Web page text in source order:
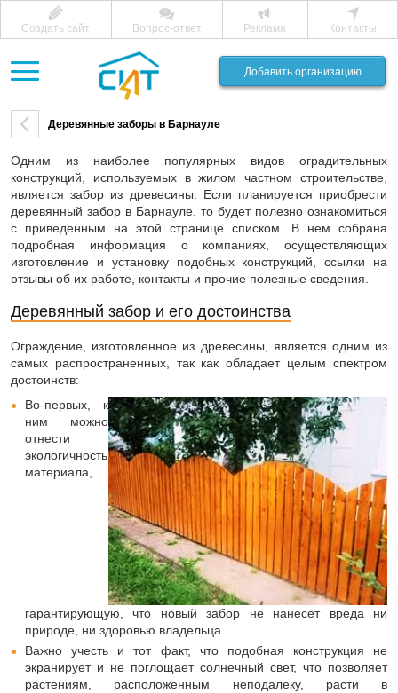
Создать сайт Вопрос-ответ Реклама Контакты
Добавить организацию
Деревянные заборы в Барнауле
Одним из наиболее популярных видов оградительных
конструкций, используемых в жилом частном строительстве,
является забор из древесины. Если планируется приобрести
деревянный забор в Барнауле, то будет полезно ознакомиться
с приведенным на этой странице списком. В нем собрана
подробная информация о компаниях, осуществляющих
изготовление и установку подобных конструкций, ссылки на
отзывы об их работе, контакты и прочие полезные сведения.
Деревянный забор и его достоинства
Ограждение, изготовленное из древесины, является одним из
самых распространенных, так как обладает целым спектром
достоинств:
Во-первых, к
ним можно
отнести
экологичность
материала,
гарантирующую, что новый забор не нанесет вреда ни
природе, ни здоровью владельца.
Важно учесть и тот факт, что подобная конструкция не
экранирует и не поглощает солнечный свет, что позволяет
растениям, расположенным неподалеку, расти в